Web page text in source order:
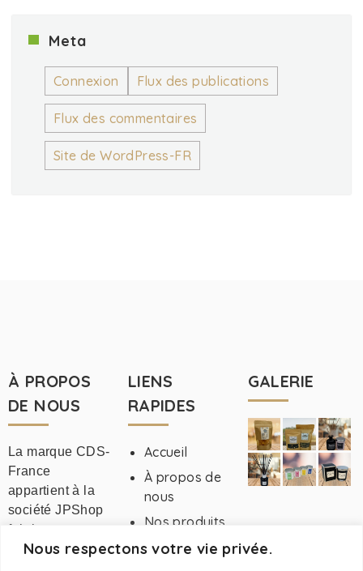
Nous respectons votre vie privée.
Meta
Connexion Flux des publications
Flux des commentaires
Site de WordPress-FR
À PROPOS
DE NOUS
La marque CDS-
France
appartient à la
société JPShop
fabricant
Français de
LIENS
RAPIDES
Accueil
À propos de
nous
Nos produits
Devenir VDI
GALERIE